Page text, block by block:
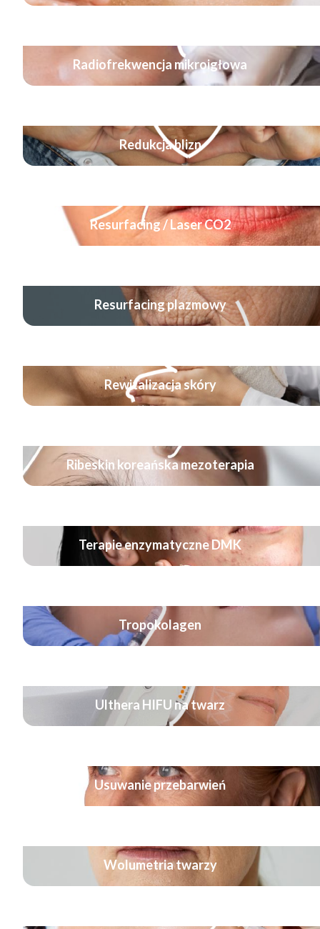
Radiofrekwencja mikroigłowa
Redukcja blizn
Resurfacing / Laser CO2
Resurfacing plazmowy
Rewitalizacja skóry
Ribeskin koreańska mezoterapia
Terapie enzymatyczne DMK
Tropokolagen
Ulthera HIFU na twarz
Usuwanie przebarwień
Wolumetria twarzy